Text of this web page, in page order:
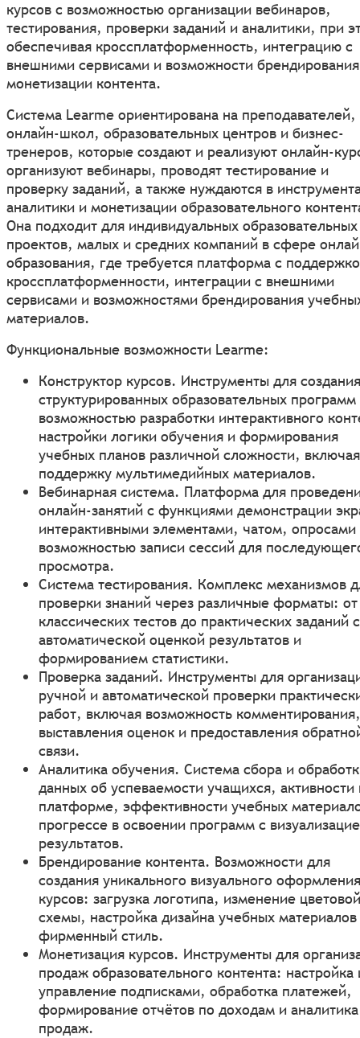
курсов с возможностью организации вебинаров,
тестирования, проверки заданий и аналитики, при
обеспечивая кроссплатформенность, интеграцию с
внешними сервисами и возможности
монетизации контента.
Система Learme ориентирована на преподавателей,
онлайн-школ, образовательных центров и бизнес-
тренеров, которые создают и реализуют онлайн-
организуют вебинары, проводят тестирование и
проверку заданий, а также нуждаются в
аналитики и монетизации образовательного
Она подходит для индивидуальных образовательных
проектов, малых и средних компаний в сфере
образования, где требуется платформа с
кроссплатформенности, интеграции с внешними
сервисами и возможностями брендирования
материалов.
Функциональные возможности Learme:
Конструктор курсов. Инструменты для создания
структурированных образовательных программ
возможностью разработки интерактивного
настройки логики обучения и формирования
учебных планов различной сложности, включая
поддержку мультимедийных материалов.
Вебинарная система. Платформа для
онлайн-занятий с функциями демонстрации
интерактивными элементами, чатом, опросами
возможностью записи сессий для
просмотра.
Система тестирования. Комплекс механизмов
проверки знаний через различные форматы: от
классических тестов до практических заданий с
автоматической оценкой результатов и
формированием статистики.
Проверка заданий. Инструменты для
ручной и автоматической проверки
работ, включая возможность комментирования,
выставления оценок и предоставления
связи.
Аналитика обучения. Система сбора и
данных об успеваемости учащихся, активности
платформе, эффективности учебных
прогрессе в освоении программ с
результатов.
Брендирование контента. Возможности для
создания уникального визуального оформления
курсов: загрузка логотипа, изменение цветовой
схемы, настройка дизайна учебных
фирменный стиль.
Монетизация курсов. Инструменты для
продаж образовательного контента:
управление подписками, обработка платежей,
формирование отчётов по доходам и аналитика
продаж.